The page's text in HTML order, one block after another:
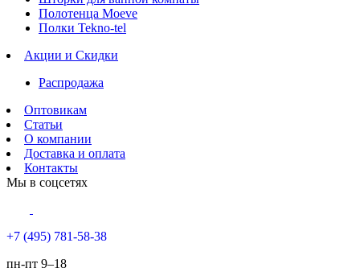
Полотенца Moeve
Полки Tekno-tel
Акции и Скидки
Распродажа
Оптовикам
Статьи
О компании
Доставка и оплата
Контакты
Мы в соцсетях
+7 (495) 781-58-38
пн-пт 9–18